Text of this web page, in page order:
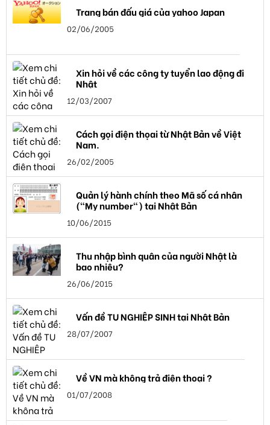
Trang bán đấu giá của yahoo Japan
02/06/2005
Xin hỏi về các công ty tuyển lao động đi
Nhật
12/03/2007
Cách gọi điện thọai từ Nhật Bản về Việt
Nam.
26/02/2005
Quản lý hành chính theo Mã số cá nhân
("My number") tại Nhật Bản
10/06/2015
Thu nhập bình quân của người Nhật là
bao nhiêu?
26/06/2015
Vấn đề TU NGHIỆP SINH tại Nhật Bản
28/07/2007
Về VN mà không trả điện thoại ?
01/07/2008